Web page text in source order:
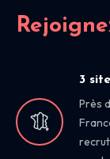
3
Près